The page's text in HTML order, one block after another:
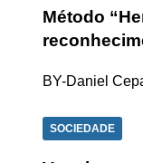
Método
BY-Daniel
SOCIEDADE